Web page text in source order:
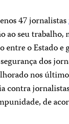
47 jornalistas
ao seu trabalho,
entre o Estado e
dos
nos
contra
de